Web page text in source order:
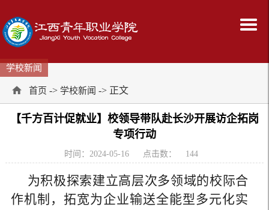
学校新闻
首页 -> 学校新闻 -> 正文
【千方百计促就业】校领导带队赴长沙开展访企拓岗
专项行动
时间：2024-05-16 点击数： 144
为积极探索建立高层次多领域的校际合
作机制，拓宽为企业输送全能型多元化实